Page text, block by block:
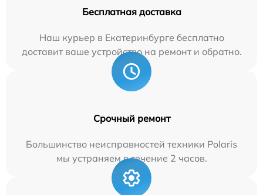
Бесплатная доставка
Наш курьер в Екатеринбурге бесплатно
доставит ваше устройство на ремонт и обратно.
Срочный ремонт
Большинство неисправностей техники Polaris
мы устраняем в течение 2 часов.